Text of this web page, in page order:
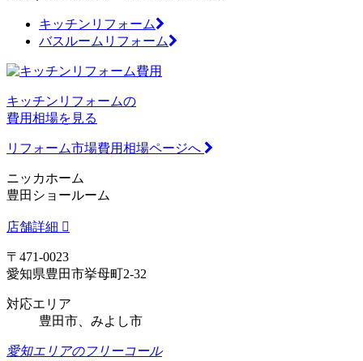
キッチンリフォーム
バスルームリフォーム
キッチンリフォームの
費用相場を見る
リフォーム市場費用相場ページへ
ニッカホーム
豊田ショールーム
店舗詳細
〒471-0023
愛知県豊田市挙母町2-32
対応エリア
豊田市、みよし市
愛知エリアのフリーコール